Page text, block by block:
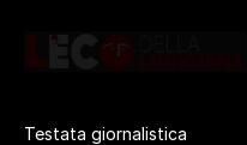
Testata giornalistica